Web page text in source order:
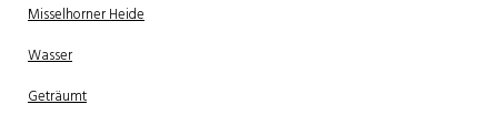
Misselhorner Heide
Wasser
Geträumt